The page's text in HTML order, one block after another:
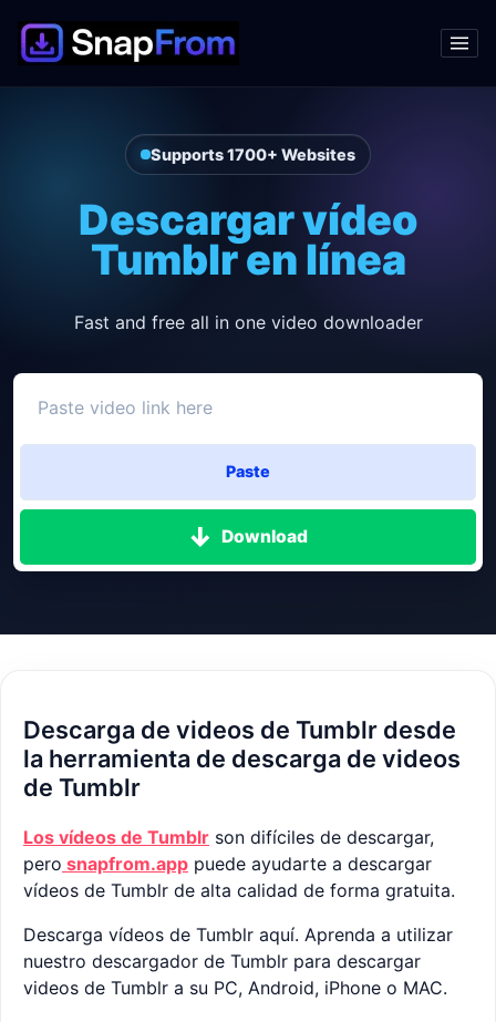
Supports 1700+ Websites
Descargar vídeo
Tumblr en línea
Fast and free all in one video downloader
Paste
Download
Descarga de videos de Tumblr desde
la herramienta de descarga de videos
de Tumblr
Los vídeos de Tumblr son difíciles de descargar,
pero snapfrom.app puede ayudarte a descargar
vídeos de Tumblr de alta calidad de forma gratuita.
Descarga vídeos de Tumblr aquí. Aprenda a utilizar
nuestro descargador de Tumblr para descargar
videos de Tumblr a su PC, Android, iPhone o MAC.